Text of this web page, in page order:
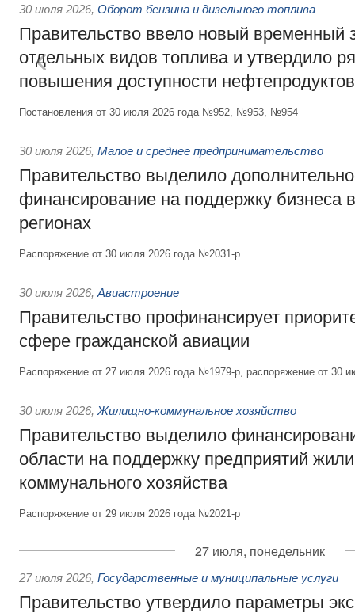
30 июля 2026, Оборот бензина и дизельного топлива
Правительство ввело новый временный
отдельных видов топлива и утвердило
повышения доступности нефтепродуктов
Постановления от 30 июля 2026 года №952, №953, №954
30 июля 2026, Малое и среднее предпринимательство
Правительство выделило
финансирование на поддержку бизнеса
регионах
Распоряжение от 30 июля 2026 года №2031-р
30 июля 2026, Авиастроение
Правительство профинансирует
сфере гражданской авиации
Распоряжение от 27 июля 2026 года №1979-р, распоряжение от 30
30 июля 2026, Жилищно-коммунальное хозяйство
Правительство выделило
области на поддержку предприятий
коммунального хозяйства
Распоряжение от 29 июля 2026 года №2021-р
27 июля, понедельник
27 июля 2026, Государственные и муниципальные услуги
Правительство утвердило параметры